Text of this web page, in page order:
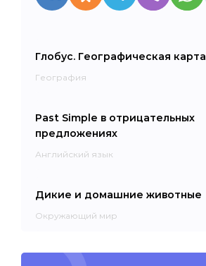
Глобус. Географическая карта
География
Past Simple в отрицательных
предложениях
Английский язык
Дикие и домашние животные
Окружающий мир